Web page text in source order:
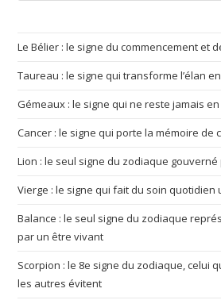
Le Bélier : le signe du commencement et
Taureau : le signe qui transforme l’élan
Gémeaux : le signe qui ne reste jamais
Cancer : le signe qui porte la mémoire de
Lion : le seul signe du zodiaque gouverné
Vierge : le signe qui fait du soin quotidien
Balance : le seul signe du zodiaque
par un être vivant
Scorpion : le 8e signe du zodiaque, celui
les autres évitent